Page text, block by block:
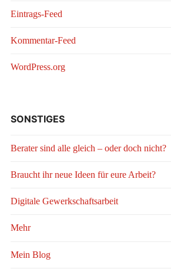
Eintrags-Feed
Kommentar-Feed
WordPress.org
SONSTIGES
Berater sind alle gleich – oder doch nicht?
Braucht ihr neue Ideen für eure Arbeit?
Digitale Gewerkschaftsarbeit
Mehr
Mein Blog